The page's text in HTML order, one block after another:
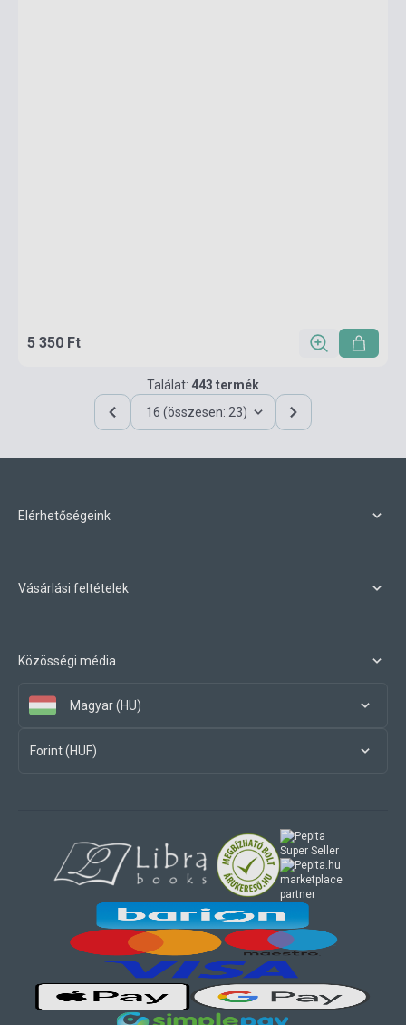
5 350 Ft
Találat: 443 termék
16 (összesen: 23)
Elérhetőségeink
Vásárlási feltételek
Közösségi média
Magyar (HU)
Forint (HUF)
marketplace
partner